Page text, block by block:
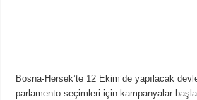
Bosna-Hersek’te 12 Ekim’de yapılacak
parlamento seçimleri için kampanyalar